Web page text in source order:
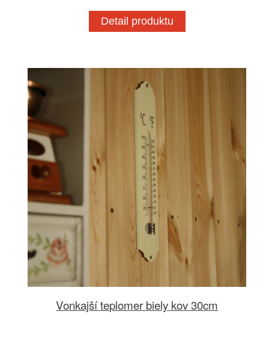
Detail produktu
Vonkajší teplomer biely kov 30cm